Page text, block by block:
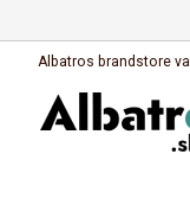
Albatros brandstore